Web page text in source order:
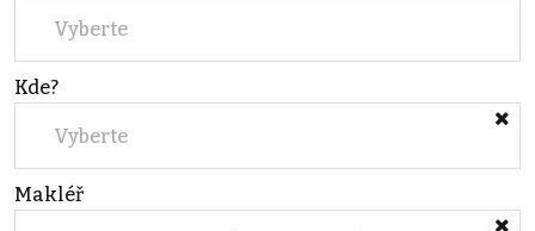
Vyberte
Kde?
Vyberte
Makléř